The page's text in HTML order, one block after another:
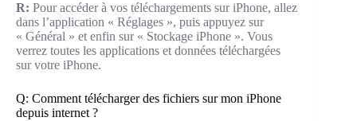
R: Pour accéder à vos téléchargements sur iPhone, allez
dans l’application « Réglages », puis appuyez sur
« Général » et enfin sur « Stockage iPhone ». Vous
verrez toutes les applications et données téléchargées
sur votre iPhone.
Q: Comment télécharger des fichiers sur mon iPhone
depuis internet ?